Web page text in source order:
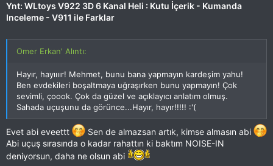
Ynt: WLtoys V922 3D 6 Kanal Heli : Kutu İçerik - Kumanda
Inceleme - V911 ile Farklar
Omer Erkan' Alıntı:
Hayır, hayıııır! Mehmet, bunu bana yapmayın kardeşim yahu!
Ben evdekileri boşaltmaya uğraşırken bunu yapmayın! Çok
sevimli, çoook. Çok da güzel ve açıklayıcı anlatım olmuş.
Sahada uçuşunu da görünce...Hayır, hayır!!!!! :'(
Evet abi eveettt
Sen de almazsan artık, kimse almasın abi
Abi uçuş sırasında o kadar rahattın ki baktım NOISE-IN
deniyorsun, daha ne olsun abi